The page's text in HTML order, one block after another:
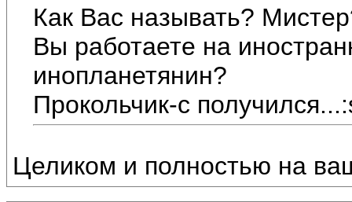
Как Вас называть?
Вы работаете на
инопланетянин?
Прокольчик-с
Целиком и полностью на